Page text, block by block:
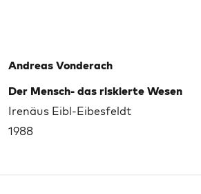
Andreas Vonderach
Der Mensch- das riskierte Wesen
Irenäus Eibl-Eibesfeldt
1988